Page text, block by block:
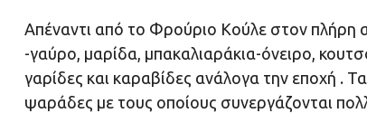
Απέναντι από το Φρούριο Κούλε στον πλήρη
-γαύρο, μαρίδα, μπακαλιαράκια-όνειρο,
γαρίδες και καραβίδες ανάλογα την εποχή .
ψαράδες με τους οποίους συνεργάζονται